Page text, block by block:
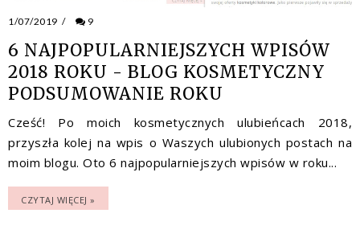
1/07/2019 / 9
6 NAJPOPULARNIEJSZYCH WPISÓW
2018 ROKU - BLOG KOSMETYCZNY
PODSUMOWANIE ROKU
Cześć! Po moich kosmetycznych ulubieńcach 2018,
przyszła kolej na wpis o Waszych ulubionych postach na
moim blogu. Oto 6 najpopularniejszych wpisów w roku...
CZYTAJ WIĘCEJ »